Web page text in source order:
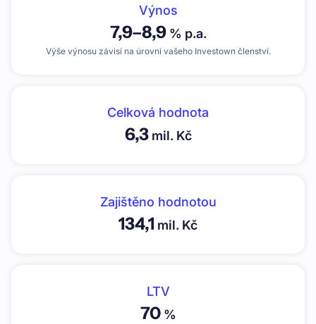
Výnos
7,9–8,9% p.a.
Výše výnosu závisí na úrovni vašeho Investown členství.
Celková hodnota
6,3mil. Kč
Zajištěno hodnotou
134,1 mil. Kč
LTV
70%